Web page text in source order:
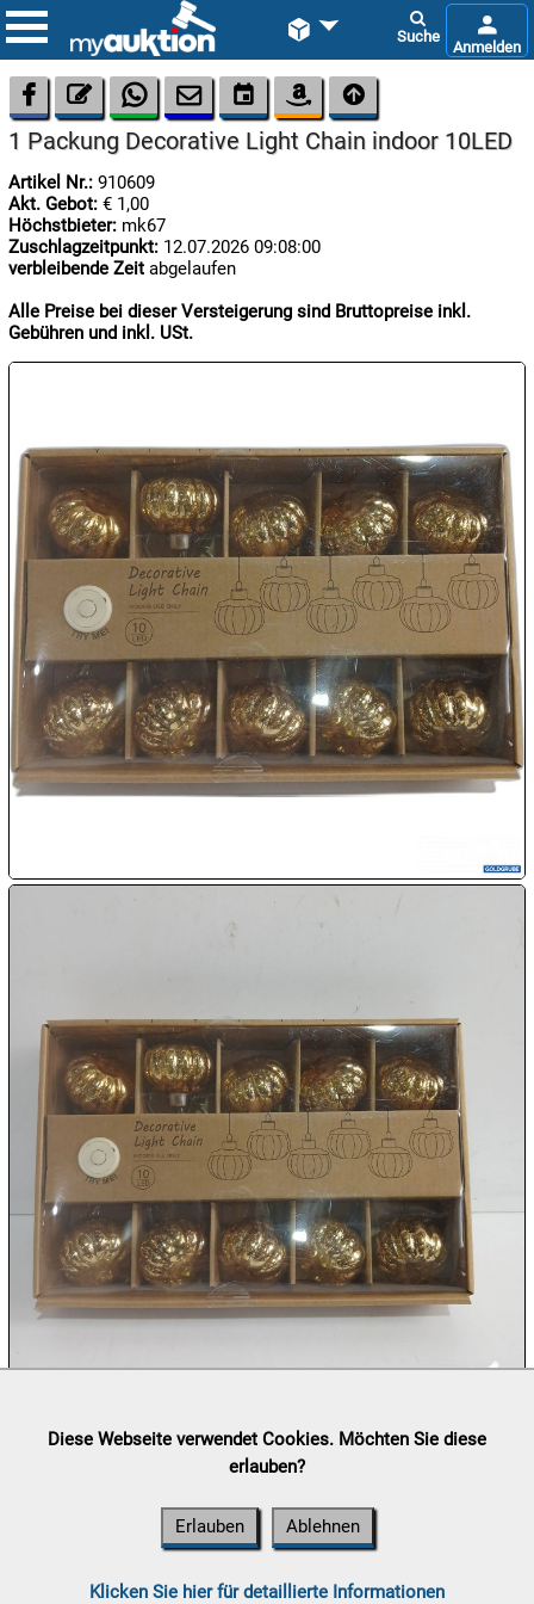
 
08.08:
1€

08.08:

Chips
Blitzaktion
09.08:
09.08:
10.08:
10.08:
10.08:
11.08:
11.08:
      
1 Packung Decorative Light Chain indoor 10LED
Artikel Nr.: 910609
Akt. Gebot: € 1,00
Höchstbieter: mk67
Zuschlagzeitpunkt: 12.07.2026 09:08:00
verbleibende Zeit abgelaufen
Alle Preise bei dieser Versteigerung sind Bruttopreise inkl.
Gebühren und inkl. USt.
Lieferung:Abholung, Versand durchpost.at
(⛟ Versandkostenübersicht)
Diese Webseite verwendet Cookies. Möchten Sie diese
erlauben?
Erlauben Ablehnen
Klicken Sie hier für detaillierte Informationen